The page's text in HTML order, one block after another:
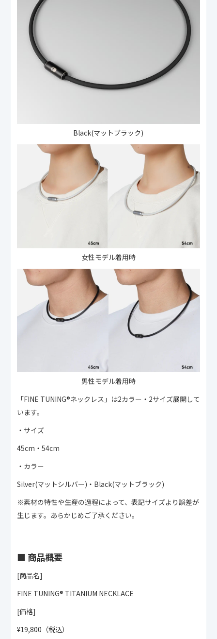
Black(マットブラック)
女性モデル着用時
男性モデル着用時
「FINE TUNING®︎ネックレス」は2カラー・2サイズ展開して
います。
・サイズ
45cm・54cm
・カラー
Silver(マットシルバー)・Black(マットブラック)
※素材の特性や生産の過程によって、表記サイズより誤差が
生じます。あらかじめご了承ください。
■ 商品概要
[商品名]
FINE TUNING®︎ TITANIUM NECKLACE
[価格]
¥19,800（税込）